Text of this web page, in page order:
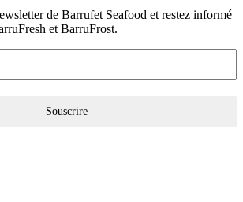
de Barrufet Seafood et restez informé
et BarruFrost.
Souscrire